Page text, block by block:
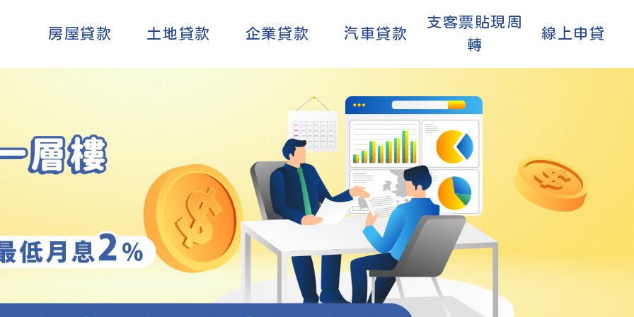
返回首頁
讓企業更上一層樓，貸就補！
500萬，最低月息2%！高額度、無需抵押、當日快速撥款！
房屋貸款 土地貸款 企業貸款 汽車貸款
支客票貼現周
轉
線上申貸